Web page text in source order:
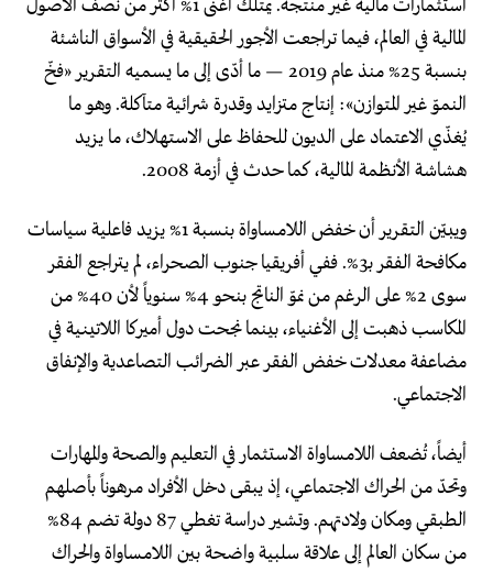
استثمارات مالية غير منتجة. يمتلك أغنى 1% أكثر من نصف الأصول
المالية في العالم، فيما تراجعت الأجور الحقيقية في الأسواق الناشئة
بنسبة 25% منذ عام 2019 — ما أدّى إلى ما يسميه التقرير «فخّ
النموّ غير المتوازن»: إنتاج متزايد وقدرة شرائية متآكلة. وهو ما
يُغذّي الاعتماد على الديون للحفاظ على الاستهلاك، ما يزيد
هشاشة الأنظمة المالية، كما حدث في أزمة 2008.
ويبيّن التقرير أن خفض اللامساواة بنسبة 1% يزيد فاعلية سياسات
مكافحة الفقر بـ3%. ففي أفريقيا جنوب الصحراء، لم يتراجع الفقر
سوى 2% على الرغم من نموّ الناتج بنحو 4% سنوياً لأن 40% من
المكاسب ذهبت إلى الأغنياء، بينما نجحت دول أميركا اللاتينية في
مضاعفة معدلات خفض الفقر عبر الضرائب التصاعدية والإنفاق
الاجتماعي.
أيضاً، تُضعف اللامساواة الاستثمار في التعليم والصحة والمهارات
وتحدّ من الحراك الاجتماعي، إذ يبقى دخل الأفراد مرهوناً بأصلهم
الطبقي ومكان ولادتهم. وتشير دراسة تغطي 87 دولة تضم 84%
من سكان العالم إلى علاقة سلبية واضحة بين اللامساواة والحراك